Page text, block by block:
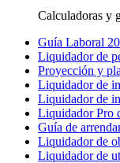
Calculadoras y
Guía Laboral
Liquidador de
Proyección y
Liquidador de
Liquidador de
Liquidador Pro
Guía de
Liquidador de
Liquidador de